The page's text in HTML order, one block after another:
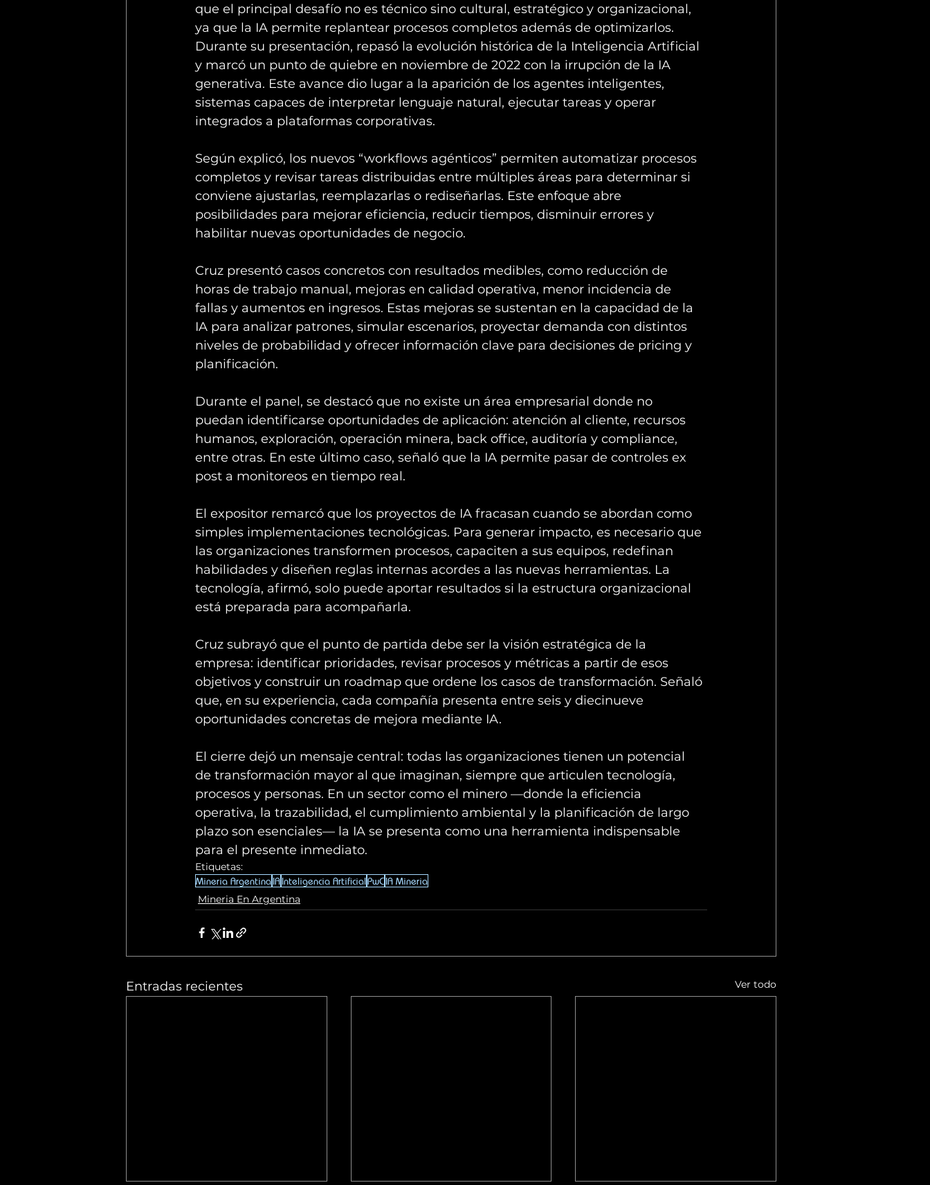
que el principal desafío no es técnico sino cultural, estratégico y organizacional,
ya que la IA permite replantear procesos completos además de optimizarlos.
Durante su presentación, repasó la evolución histórica de la Inteligencia Artificial
y marcó un punto de quiebre en noviembre de 2022 con la irrupción de la IA
generativa. Este avance dio lugar a la aparición de los agentes inteligentes,
sistemas capaces de interpretar lenguaje natural, ejecutar tareas y operar
integrados a plataformas corporativas.
Según explicó, los nuevos “workflows agénticos” permiten automatizar procesos
completos y revisar tareas distribuidas entre múltiples áreas para determinar si
conviene ajustarlas, reemplazarlas o rediseñarlas. Este enfoque abre
posibilidades para mejorar eficiencia, reducir tiempos, disminuir errores y
habilitar nuevas oportunidades de negocio.
Cruz presentó casos concretos con resultados medibles, como reducción de
horas de trabajo manual, mejoras en calidad operativa, menor incidencia de
fallas y aumentos en ingresos. Estas mejoras se sustentan en la capacidad de la
IA para analizar patrones, simular escenarios, proyectar demanda con distintos
niveles de probabilidad y ofrecer información clave para decisiones de pricing y
planificación.
Durante el panel, se destacó que no existe un área empresarial donde no
puedan identificarse oportunidades de aplicación: atención al cliente, recursos
humanos, exploración, operación minera, back office, auditoría y compliance,
entre otras. En este último caso, señaló que la IA permite pasar de controles ex
post a monitoreos en tiempo real.
El expositor remarcó que los proyectos de IA fracasan cuando se abordan como
simples implementaciones tecnológicas. Para generar impacto, es necesario que
las organizaciones transformen procesos, capaciten a sus equipos, redefinan
habilidades y diseñen reglas internas acordes a las nuevas herramientas. La
tecnología, afirmó, solo puede aportar resultados si la estructura organizacional
está preparada para acompañarla.
Cruz subrayó que el punto de partida debe ser la visión estratégica de la
empresa: identificar prioridades, revisar procesos y métricas a partir de esos
objetivos y construir un roadmap que ordene los casos de transformación. Señaló
que, en su experiencia, cada compañía presenta entre seis y diecinueve
oportunidades concretas de mejora mediante IA.
El cierre dejó un mensaje central: todas las organizaciones tienen un potencial
de transformación mayor al que imaginan, siempre que articulen tecnología,
procesos y personas. En un sector como el minero —donde la eficiencia
operativa, la trazabilidad, el cumplimiento ambiental y la planificación de largo
plazo son esenciales— la IA se presenta como una herramienta indispensable
para el presente inmediato.
Etiquetas:
Mineria ArgentinaIAInteligencia ArtificialPwCIA Mineria
Mineria En Argentina
Entradas recientes Ver todo